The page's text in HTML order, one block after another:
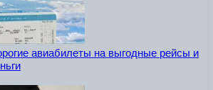
авиабилеты на выгодные рейсы и